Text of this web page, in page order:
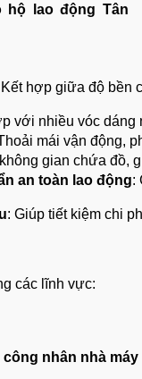
hộ lao động Tân
Kết hợp giữa độ bền
với nhiều vóc dáng
mái vận động,
gian chứa đồ,
an toàn lao động:
: Giúp tiết kiệm chi
các lĩnh vực:
nhân nhà máy